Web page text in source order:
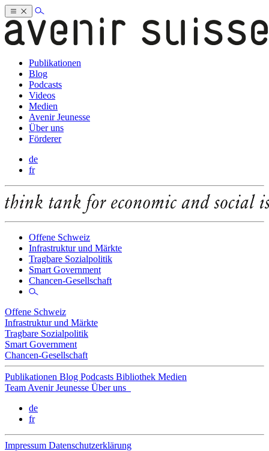
Publikationen
Blog
Podcasts
Videos
Medien
Avenir Jeunesse
Über uns
Förderer
de
fr
Offene Schweiz
Infrastruktur und Märkte
Tragbare Sozialpolitik
Smart Government
Chancen-Gesellschaft
Offene Schweiz
Infrastruktur und Märkte
Tragbare Sozialpolitik
Smart Government
Chancen-Gesellschaft
Publikationen Blog Podcasts Bibliothek Medien
Team Avenir Jeunesse Über uns
de
fr
Impressum Datenschutzerklärung